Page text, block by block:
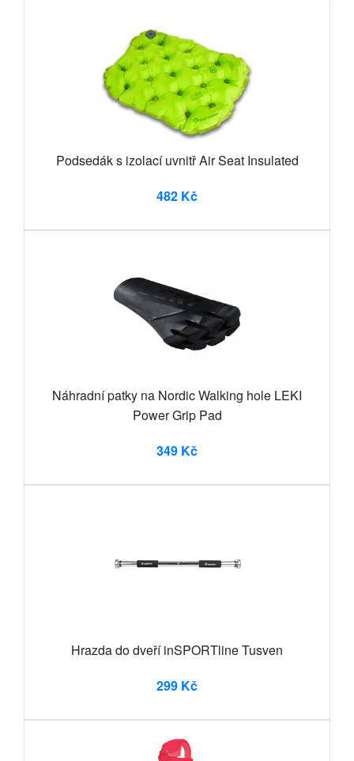
Podsedák s izolací uvnitř Air Seat Insulated
482 Kč
Náhradní patky na Nordic Walking hole LEKI
Power Grip Pad
349 Kč
Hrazda do dveří inSPORTline Tusven
299 Kč